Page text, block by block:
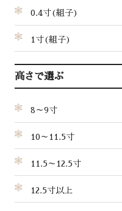
0.4寸(組子)
1寸(組子)
高さで選ぶ
8～9寸
10～11.5寸
11.5～12.5寸
12.5寸以上